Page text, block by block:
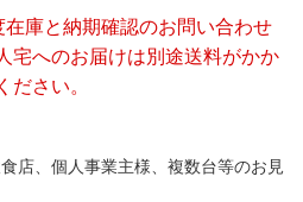
庫と納期確認のお問い合わせ
宅へのお届けは別途送料がかか
さい。
店、個人事業主様、複数台等のお見